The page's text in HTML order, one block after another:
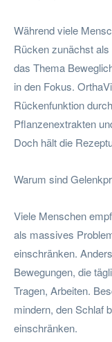
Während viele
Rücken zunächst
das Thema
in den Fokus.
Rückenfunktion
Pflanzenextrakten
Doch hält die
Warum sind
Viele Menschen
als massives
einschränken.
Bewegungen, die
Tragen, Arbeiten.
mindern, den Schlaf
einschränken.